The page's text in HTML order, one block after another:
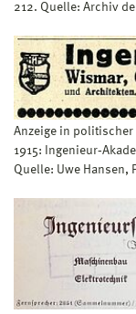
212. Quelle: Archiv
Anzeige in
1915:
Quelle: Uwe Hansen,